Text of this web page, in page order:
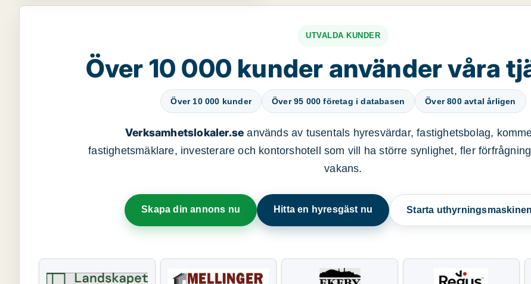
UTVALDA KUNDER
Över 10 000 kunder använder våra
Över 10 000 kunder Över 95 000 företag i databasen Över 800 avtal årligen
Verksamhetslokaler.se används av tusentals hyresvärdar, fastighetsbolag,
fastighetsmäklare, investerare och kontorshotell som vill ha större synlighet, fler
vakans.
Skapa din annons nu Hitta en hyresgäst nu Starta